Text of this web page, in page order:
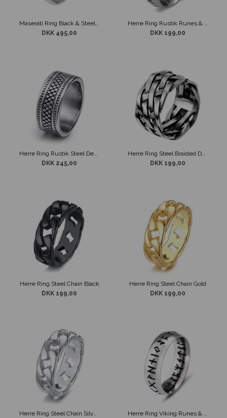
Maserati Ring Black & Steel Logo
DKK 495,00
Herre Ring Rustik Runes & Steel
DKK 199,00
Herre Ring Rustik Steel Design
DKK 245,00
Herre Ring Steel Braided Design
DKK 199,00
Herre Ring Steel Chain Black
DKK 199,00
Herre Ring Steel Chain Gold
DKK 199,00
Herre Ring Steel Chain Silver Design
Herre Ring Viking Runes & Steel